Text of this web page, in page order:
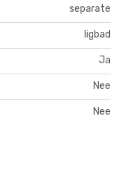
separate
ligbad
Ja
Nee
Nee